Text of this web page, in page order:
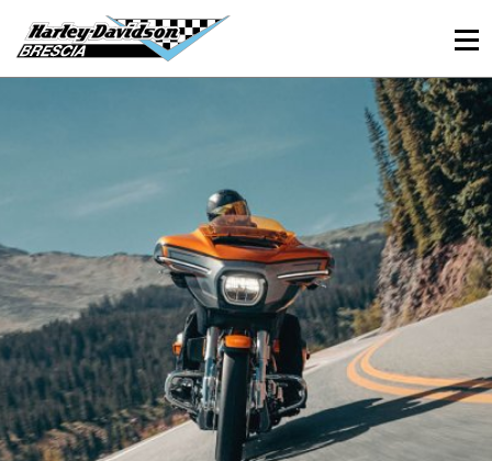
030 3366984 Viale Sant’Eufemia, 26 - Brescia